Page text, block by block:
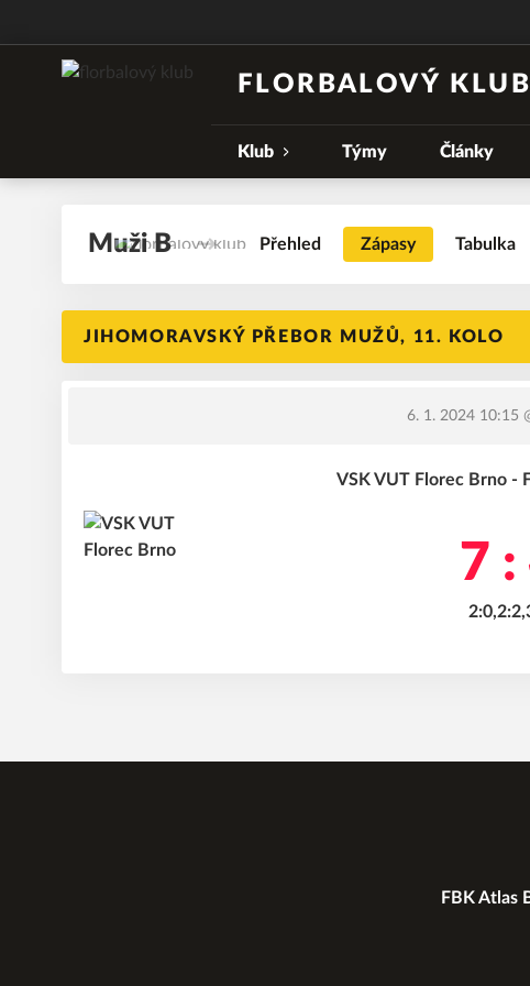
FLORBALOVÝ KLUB
Klub Týmy Články
Muži B Přehled Zápasy Tabulka
JIHOMORAVSKÝ PŘEBOR MUŽŮ, 11. KOLO
6. 1. 2024 10:15
VSK VUT Florec Brno -
7 :
FBK Atlas